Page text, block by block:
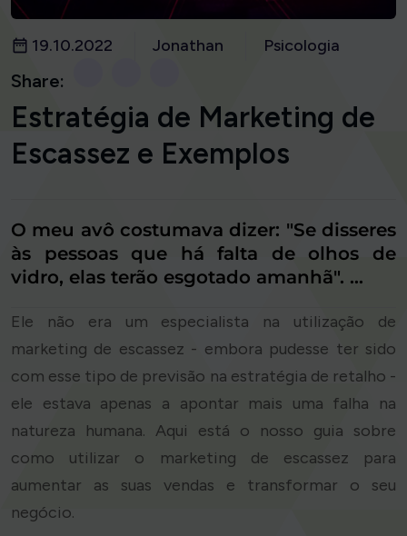
19.10.2022 Jonathan Psicologia
Share:
Estratégia de Marketing de
Escassez e Exemplos
O meu avô costumava dizer: "Se disseres
às pessoas que há falta de olhos de
vidro, elas terão esgotado amanhã". …
Ele não era um especialista na utilização de
marketing de escassez - embora pudesse ter sido
com esse tipo de previsão na estratégia de retalho -
ele estava apenas a apontar mais uma falha na
natureza humana. Aqui está o nosso guia sobre
como utilizar o marketing de escassez para
aumentar as suas vendas e transformar o seu
negócio.